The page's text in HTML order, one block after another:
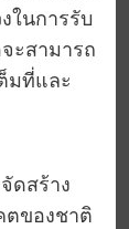
ในการรับ
ะสามารถ
มที่และ
ดสร้าง
ตของชาติ